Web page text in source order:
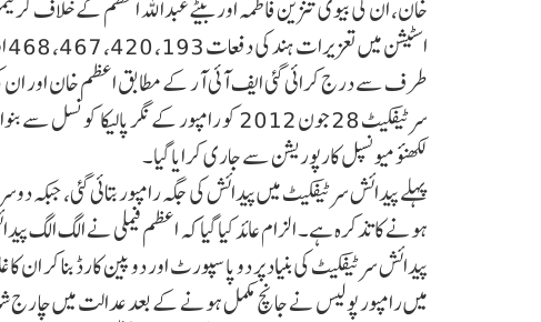
خان، ان کی بیوی تنزین فاطمہ اور بیٹے عبداللہ اعظم کے خلاف
طرف سے درج کرائی گئی ایف آئی آر کے مطابق اعظم خان اور ان
لکھنؤ میونسپل کارپوریشن سے جاری کرایا گیا۔
پہلے پیدائش سرٹیفکیٹ میں پیدائش کی جگہ رامپور بتائی گئی،
ہونے کا تذکرہ ہے۔ الزام عائد کیا گیا کہ اعظم فیملی نے الگ الگ
پیدائش سرٹیفکیٹ کی بنیاد پر دو پاسپورٹ اور دو پین کارڈ بنا کر
میں رامپور پولیس نے جانچ مکمل ہونے کے بعد عدالت میں